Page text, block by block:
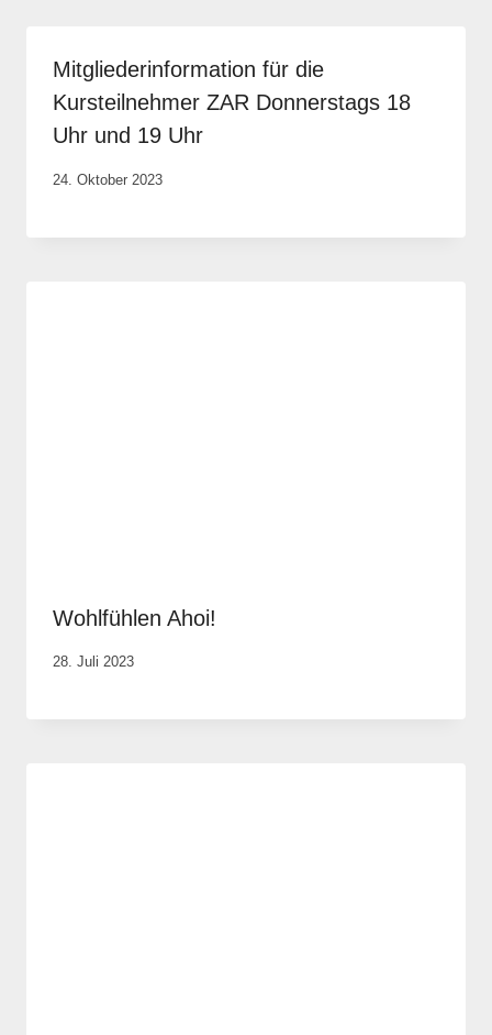
Mitgliederinformation für die
Kursteilnehmer ZAR Donnerstags 18
Uhr und 19 Uhr
Von
Krause
24. Oktober 2023
Wohlfühlen Ahoi!
Von
Justh
28. Juli 2023